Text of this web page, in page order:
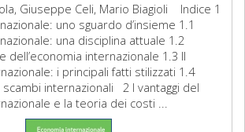
Giuseppe Celi, Mario Biagioli Indice 1
uno sguardo d’insieme 1.1
una disciplina attuale 1.2
dell’economia internazionale 1.3 Il
i principali fatti stilizzati 1.4
scambi internazionali 2 I vantaggi del
e la teoria dei costi ...